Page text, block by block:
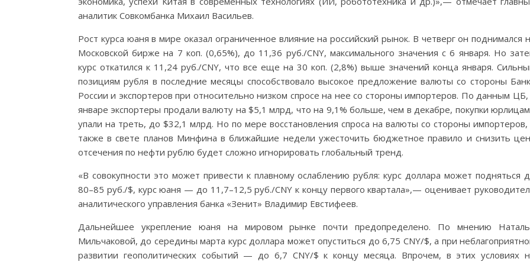
аналитик Совкомбанка Михаил Васильев.
Рост курса юаня в мире оказал ограниченное влияние на российский рынок. В четверг он поднимался
Московской бирже на 7 коп. (0,65%), до 11,36 руб./CNY, максимального значения с 6 января. Но
курс откатился к 11,24 руб./CNY, что все еще на 30 коп. (2,8%) выше значений конца января.
позициям рубля в последние месяцы способствовало высокое предложение валюты со стороны
России и экспортеров при относительно низком спросе на нее со стороны импортеров. По данным ЦБ,
январе экспортеры продали валюту на $5,1 млрд, что на 9,1% больше, чем в декабре, покупки
упали на треть, до $32,1 млрд. Но по мере восстановления спроса на валюты со стороны импортеров,
также в свете планов Минфина в ближайшие недели ужесточить бюджетное правило и снизить
отсечения по нефти рублю будет сложно игнорировать глобальный тренд.
«В совокупности это может привести к плавному ослаблению рубля: курс доллара может подняться
80–85 руб./$, курс юаня — до 11,7–12,5 руб./CNY к концу первого квартала»,— оценивает
аналитического управления банка «Зенит» Владимир Евстифеев.
Дальнейшее укрепление юаня на мировом рынке почти предопределено. По мнению
Мильчаковой, до середины марта курс доллара может опуститься до 6,75 CNY/$, а при
развитии геополитических событий — до 6,7 CNY/$ к концу месяца. Впрочем, в этих условиях